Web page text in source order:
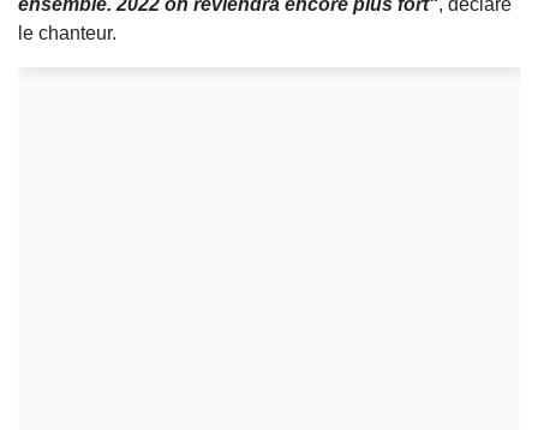
ensemble. 2022 on reviendra encore plus fort", déclare
le chanteur.